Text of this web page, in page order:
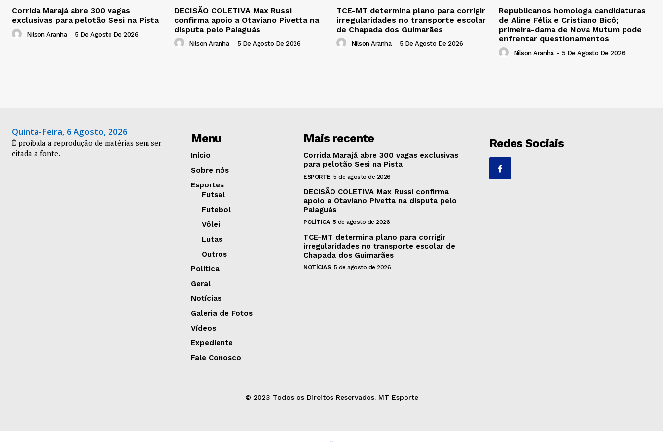
Corrida Marajá abre 300 vagas
exclusivas para pelotão Sesi na Pista
Nilson Aranha - 5 De Agosto De 2026
DECISÃO COLETIVA Max Russi
confirma apoio a Otaviano Pivetta na
disputa pelo Paiaguás
Nilson Aranha - 5 De Agosto De 2026
TCE-MT determina plano para corrigir
irregularidades no transporte escolar
de Chapada dos Guimarães
Nilson Aranha - 5 De Agosto De 2026
Republicanos homologa candidaturas
de Aline Félix e Cristiano Bicô;
primeira-dama de Nova Mutum pode
enfrentar questionamentos
Nilson Aranha - 5 De Agosto De 2026
Quinta-Feira, 6 Agosto, 2026
É proibida a reprodução de matérias sem ser
citada a fonte.
Menu
Início
Sobre nós
Esportes
Futsal
Futebol
Vôlei
Lutas
Outros
Política
Geral
Notícias
Galeria de Fotos
Vídeos
Expediente
Fale Conosco
Mais recente
Corrida Marajá abre 300 vagas exclusivas
para pelotão Sesi na Pista
ESPORTE 5 de agosto de 2026
DECISÃO COLETIVA Max Russi confirma
apoio a Otaviano Pivetta na disputa pelo
Paiaguás
POLÍTICA 5 de agosto de 2026
TCE-MT determina plano para corrigir
irregularidades no transporte escolar de
Chapada dos Guimarães
NOTÍCIAS 5 de agosto de 2026
Redes Sociais
© 2023 Todos os Direitos Reservados. MT Esporte